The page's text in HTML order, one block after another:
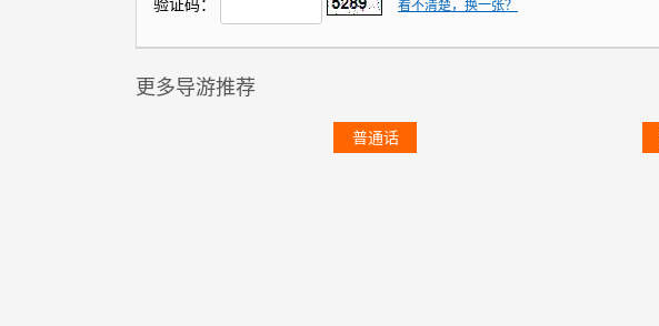
验证码： 看不清楚，换一张？
更多导游推荐
普通话